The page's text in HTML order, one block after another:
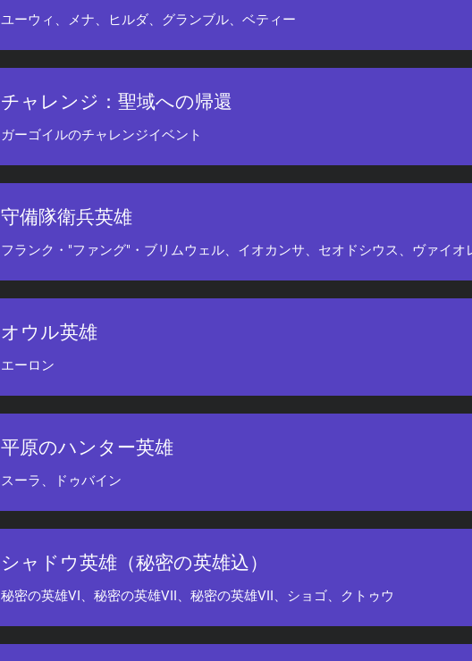
ユーウィ、メナ、ヒルダ、グランブル、ベティー
チャレンジ：聖域への帰還
ガーゴイルのチャレンジイベント
守備隊衛兵英雄
フランク・"ファング"・ブリムウェル、イオカンサ、セオドシウス、ヴァイオ
オウル英雄
エーロン
平原のハンター英雄
スーラ、ドゥバイン
シャドウ英雄（秘密の英雄込）
秘密の英雄VI、秘密の英雄VII、秘密の英雄VII、ショゴ、クトゥウ